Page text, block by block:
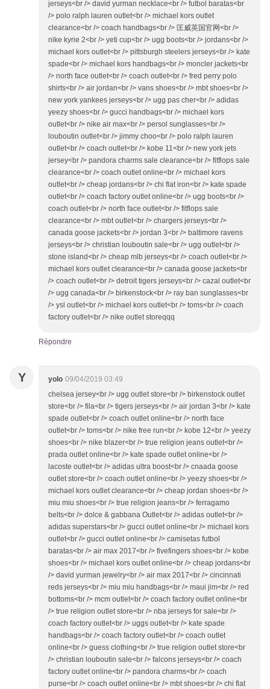
jerseys<br /> david yurman necklace<br /> futbol baratas<br
/> polo ralph lauren outlet<br /> michael kors outlet
clearance<br /> coach handbags<br /> 匡威英国官网<br />
nike kyrie 2<br /> yeti cup<br /> ugg boots<br /> jordans<br />
michael kors outlet<br /> pittsburgh steelers jerseys<br /> kate
spade<br /> michael kors handbags<br /> moncler jackets<br
/> north face outlet<br /> coach outlet<br /> fred perry polo
shirts<br /> air jordan<br /> vans shoes<br /> mbt shoes<br />
new york yankees jerseys<br /> ugg pas cher<br /> adidas
yeezy shoes<br /> gucci handbags<br /> michael kors
outlet<br /> nike air max<br /> persol sunglasses<br />
louboutin outlet<br /> jimmy choo<br /> polo ralph lauren
outlet<br /> coach outlet<br /> kobe 11<br /> new york jets
jersey<br /> pandora charms sale clearance<br /> fitflops sale
clearance<br /> coach outlet online<br /> michael kors
outlet<br /> cheap jordans<br /> chi flat iron<br /> kate spade
outlet<br /> coach factory outlet online<br /> ugg boots<br />
coach outlet<br /> north face outlet<br /> fitflops sale
clearance<br /> mbt outlet<br /> chargers jerseys<br />
canada goose jackets<br /> jordan 3<br /> baltimore ravens
jerseys<br /> christian louboutin sale<br /> ugg outlet<br />
stone island<br /> cheap mlb jerseys<br /> coach outlet<br />
michael kors outlet clearance<br /> canada goose jackets<br
/> coach outlet<br /> detroit tigers jerseys<br /> cazal outlet<br
/> ugg canada<br /> birkenstock<br /> ray ban sunglasses<br
/> ysl outlet<br /> michael kors outlet<br /> toms<br /> coach
factory outlet<br /> nike outlet storeqqq
Répondre
Y yolo 09/04/2019 03:49
chelsea jersey<br /> ugg outlet store<br /> birkenstock outlet
store<br /> fila<br /> tigers jerseys<br /> air jordan 3<br /> kate
spade outlet<br /> coach outlet online<br /> north face
outlet<br /> toms<br /> nike free run<br /> kobe 12<br /> yeezy
shoes<br /> nike blazer<br /> true religion jeans outlet<br />
prada outlet online<br /> kate spade outlet online<br />
lacoste outlet<br /> adidas ultra boost<br /> cnaada goose
outlet store<br /> coach outlet online<br /> yeezy shoes<br />
michael kors outlet clearance<br /> cheap jordan shoes<br />
miu miu shoes<br /> true religion jeans<br /> ferragamo
belts<br /> dolce & gabbana Outlet<br /> adidas outlet<br />
adidas superstars<br /> gucci outlet online<br /> michael kors
outlet<br /> gucci outlet online<br /> camisetas futbol
baratas<br /> air max 2017<br /> fivefingers shoes<br /> kobe
shoes<br /> michael kors outlet online<br /> cheap jordans<br
/> david yurman jewelry<br /> air max 2017<br /> cincinnati
reds jerseys<br /> miu miu handbags<br /> maui jim<br /> red
bottoms<br /> mcm outlet<br /> coach factory outlet online<br
/> true religion outlet store<br /> nba jerseys for sale<br />
coach factory outlet<br /> uggs outlet<br /> kate spade
handbags<br /> coach factory outlet<br /> coach outlet
online<br /> guess clothing<br /> true religion outlet store<br
/> christian louboutin sale<br /> falcons jerseys<br /> coach
factory outlet online<br /> pandora charms<br /> coach
purse<br /> coach outlet online<br /> mbt shoes<br /> chi flat